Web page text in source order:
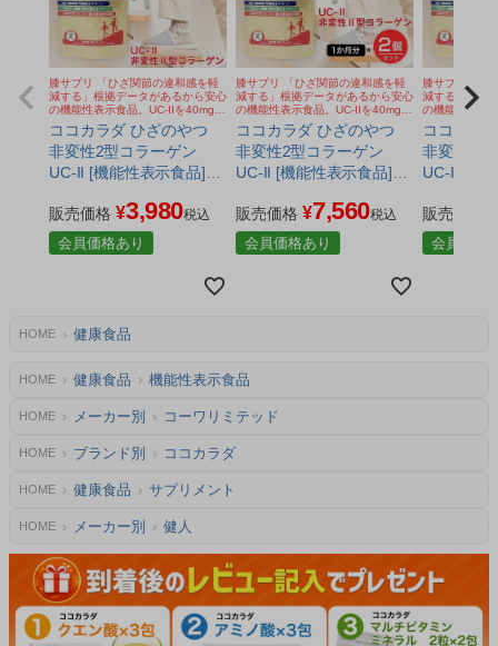
膝サプリ 「ひざ関節の違和感を軽
減する」根拠データがあるから安心
の機能性表示食品。UC-IIを40mg配
合の非変性II型コラーゲン。歩く、
しゃがむ、階段の昇り降りサポート
ココカラダ ひざのやつ
非変性2型コラーゲン
UC-II [機能性表示食品]
[ひざ関節/サプリ] ※ネコ
ポス対応商品
販売価格 ¥3,980税込
会員価格あり
膝サプリ 「ひざ関節の違和感を軽
減する」根拠データがあるから安心
の機能性表示食品。UC-IIを40mg配
合の非変性II型コラーゲン。歩く、
しゃがむ、階段の昇り降りサポート
ココカラダ ひざのやつ
非変性2型コラーゲン
UC-II [機能性表示食品]
セット - 健人 [ひざ関節/
サプリ] ※ネコポス対応
商品
販売価格 ¥7,560税込
会員価格あり
膝サプリ 「ひ
減する」根拠
の機能性表示
しゃがむ、階
ココカラ
非変性2型
UC-II [機
セット -
サプリ]
販売価格
会員価格
HOME 健康食品
HOME 健康食品 機能性表示食品
HOME メーカー別 コーワリミテッド
HOME ブランド別 ココカラダ
HOME 健康食品 サプリメント
HOME メーカー別 健人